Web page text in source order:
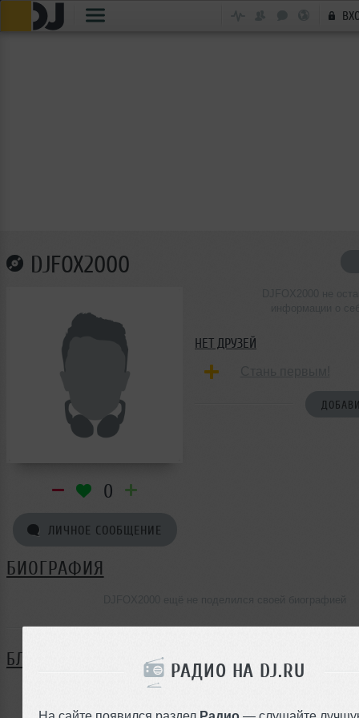
РАДИО НА DJ.RU
На сайте появился раздел Радио — слушайте
DJFOX2000
0
ЛИЧНОЕ СООБЩЕНИЕ
НЕТ ДРУЗЕЙ
БИОГРАФИЯ
БЛОГ